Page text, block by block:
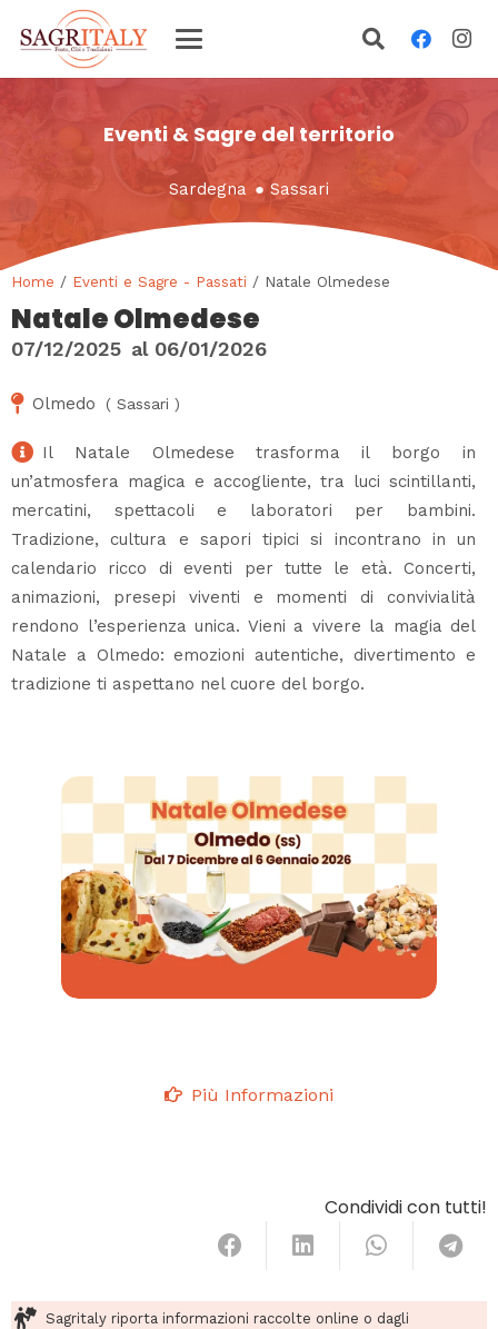
Eventi & Sagre del territorio
Sardegna ● Sassari
Home / Eventi e Sagre - Passati / Natale Olmedese
Natale Olmedese
07/12/2025 al 06/01/2026
Olmedo ( Sassari )
Il Natale Olmedese trasforma il borgo in
un’atmosfera magica e accogliente, tra luci scintillanti,
mercatini, spettacoli e laboratori per bambini.
Tradizione, cultura e sapori tipici si incontrano in un
calendario ricco di eventi per tutte le età. Concerti,
animazioni, presepi viventi e momenti di convivialità
rendono l’esperienza unica. Vieni a vivere la magia del
Natale a Olmedo: emozioni autentiche, divertimento e
tradizione ti aspettano nel cuore del borgo.
Più Informazioni
Condividi con tutti!
Sagritaly riporta informazioni raccolte online o dagli